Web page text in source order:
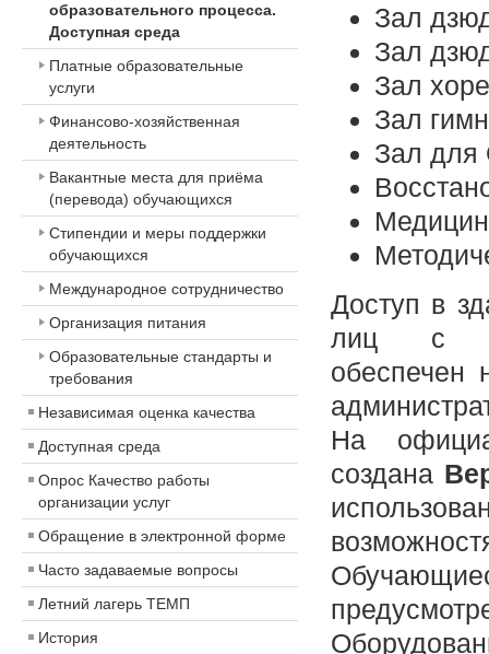
образовательного процесса.
Доступная среда
Платные образовательные
услуги
Финансово-хозяйственная
деятельность
Вакантные места для приёма
(перевода) обучающихся
Стипендии и меры поддержки
обучающихся
Международное сотрудничество
Организация питания
Образовательные стандарты и
требования
Независимая оценка качества
Доступная среда
Опрос Качество работы
организации услуг
Обращение в электронной форме
Часто задаваемые вопросы
Летний лагерь ТЕМП
История
Зал
Зал
Зал
Зал
Зал
Доступ в
лиц с
обеспечен
На
создана